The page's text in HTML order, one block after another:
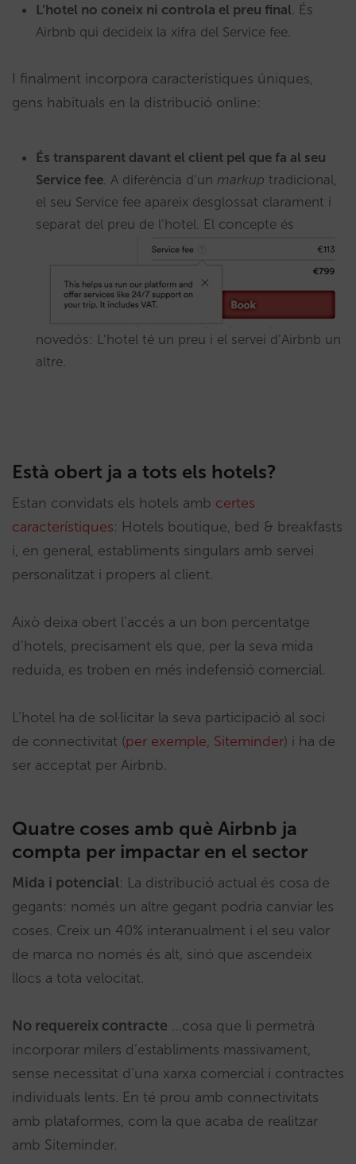
L’hotel no coneix ni controla el preu final . És
Airbnb qui decideix la xifra del Service fee.
I finalment incorpora característiques úniques,
gens habituals en la distribució online:
És transparent davant el client pel que fa al seu
Service fee . A diferència d’un markup tradicional,
el seu Service fee apareix desglossat clarament i
separat del preu de l’hotel. El concepte és
novedós: L’hotel té un preu i el servei d’Airbnb un
altre.
Està obert ja a tots els hotels?
Estan convidats els hotels amb certes
característiques: Hotels boutique, bed & breakfasts
i, en general, establiments singulars amb servei
personalitzat i propers al client.
Això deixa obert l’accés a un bon percentatge
d’hotels, precisament els que, per la seva mida
reduida, es troben en més indefensió comercial.
L’hotel ha de sol·licitar la seva participació al soci
de connectivitat (per exemple, Siteminder) i ha de
ser acceptat per Airbnb.
Quatre coses amb què Airbnb ja
compta per impactar en el sector
Mida i potencial: La distribució actual és cosa de
gegants: només un altre gegant podria canviar les
coses. Creix un 40% interanualment i el seu valor
de marca no només és alt, sinó que ascendeix
llocs a tota velocitat.
No requereix contracte …cosa que li permetrà
incorporar milers d’establiments massivament,
sense necessitat d’una xarxa comercial i contractes
individuals lents. En té prou amb connectivitats
amb plataformes, com la que acaba de realitzar
amb Siteminder.